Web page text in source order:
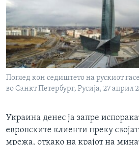
Поглед кон седиштето на рускиот
во Санкт Петербург, Русија, 27 април
Украина денес ја запре
европските клиенти преку
мрежа, откако на крајот на